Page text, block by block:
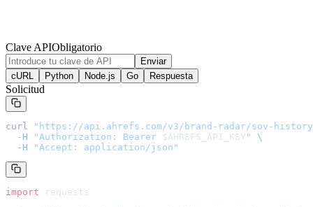
Clave APIObligatorio
Enviar
cURL
Python Node.js Go Respuesta
Solicitud
curl " https://api.ahrefs.com/v3/brand-radar/sov-history
  -H
"Authorization: Bearer $AHREFS_API_KEY "
\
  -H
"Accept: application/json"
import requests